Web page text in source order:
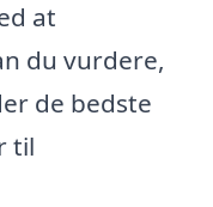
at
du vurdere,
de bedste
til